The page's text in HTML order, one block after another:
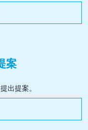
案
出提案。